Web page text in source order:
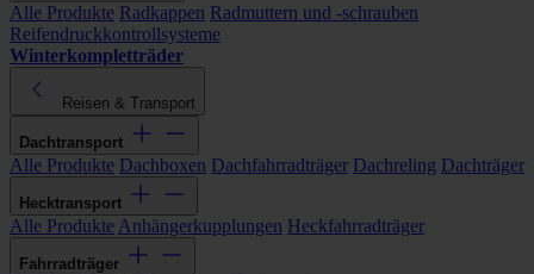
Alle Produkte Radkappen Radmuttern und -schrauben
Reifendruckkontrollsysteme
Winterkompletträder
Reisen & Transport
Dachtransport
Alle Produkte Dachboxen Dachfahrradträger Dachreling Dachträger
Hecktransport
Alle Produkte Anhängerkupplungen Heckfahrradträger
Fahrradträger